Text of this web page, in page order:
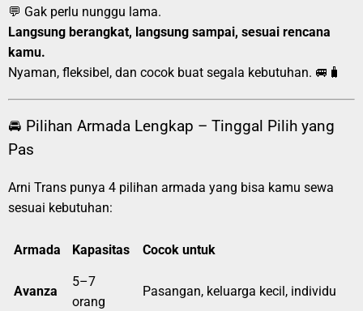
💬 Gak perlu nunggu lama.
Langsung berangkat, langsung sampai, sesuai rencana
kamu.
Nyaman, fleksibel, dan cocok buat segala kebutuhan. 🚐🧳
🚘 Pilihan Armada Lengkap – Tinggal Pilih yang
Pas
Arni Trans punya 4 pilihan armada yang bisa kamu sewa
sesuai kebutuhan:
Armada Kapasitas Cocok untuk
Avanza
5–7
orang
Pasangan, keluarga kecil, individu